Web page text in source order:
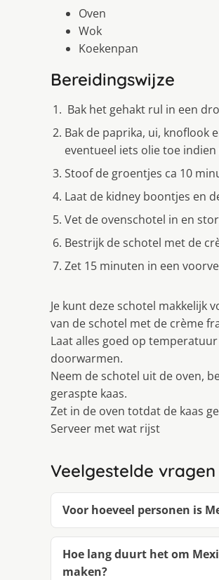
Oven
Wok
Koekenpan
Bereidingswijze
Bak het gehakt rul in een
Bak de paprika, ui, knoflook
eventueel iets olie toe indien
Stoof de groentjes ca 10
Laat de kidney boontjes en
Vet de ovenschotel in en
Bestrĳk de schotel met de
Zet 15 minuten in een
Je kunt deze schotel makkelĳk
van de schotel met de crème
Laat alles goed op
doorwarmen.
Neem de schotel uit de oven,
geraspte kaas.
Zet in de oven totdat de kaas
Serveer met wat rĳst
Veelgestelde vragen
Voor hoeveel personen is
Hoe lang duurt het om
maken?